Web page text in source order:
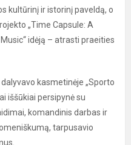
kultūrinį ir istorinį paveldą, o
„Time Capsule: A
idėją – atrasti praeities
kasmetinėje „Sporto
iššūkiai persipynė su
komandinis darbas ir
tarpusavio